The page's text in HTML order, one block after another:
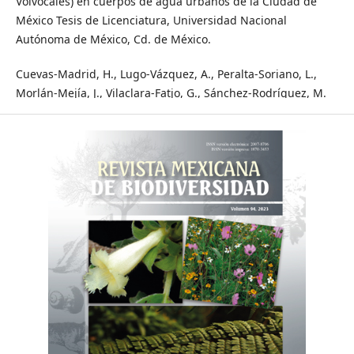
México Tesis de Licenciatura, Universidad Nacional
Autónoma de México, Cd. de México.
Cuevas-Madrid, H., Lugo-Vázquez, A., Peralta-Soriano, L.,
Morlán-Mejía, J., Vilaclara-Fatjo, G., Sánchez-Rodríguez, M.
d. R., Escobar-Oliva, M. A. y Carmona-Jimenez, J. (2020).
Identification of key factors affecting the trophic state of
four tropical small water bodies. Water, 12, 1454.
https://doi.org/10.3390/w12051454
Díaz-Pardo, E., Vázquez, G. y López-López, E. (1998). The
phytoplankton community as a bioindicator of health
conditions of Atezca Lake, Mexico. Aquatic Ecosystems
Health and Mangement, 1 (3-4), 257 – 266.
https://doi.org/10.1016/S1463-4988(98)00025-6
Ettl, H. (1983). Chlorophyta I. Phytomonadina. En H. Ettl, J.
Gerloff, H. Heynig y D. Mollenhauer (Eds.), Süßwasserflora